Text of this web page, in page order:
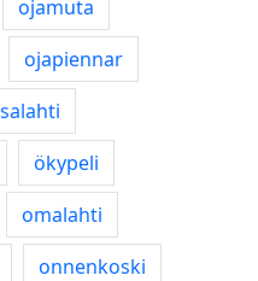
ojamuta
ojapiennar
ökypeli
omalahti
onnenkoski